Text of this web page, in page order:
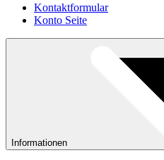
Kontaktformular
Konto Seite
Informationen